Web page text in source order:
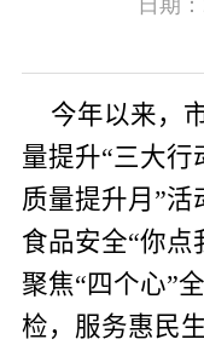
今年以来，
量提升“三大行
质量提升月”活
食品安全“你点
聚焦“四个心”
检，服务惠民